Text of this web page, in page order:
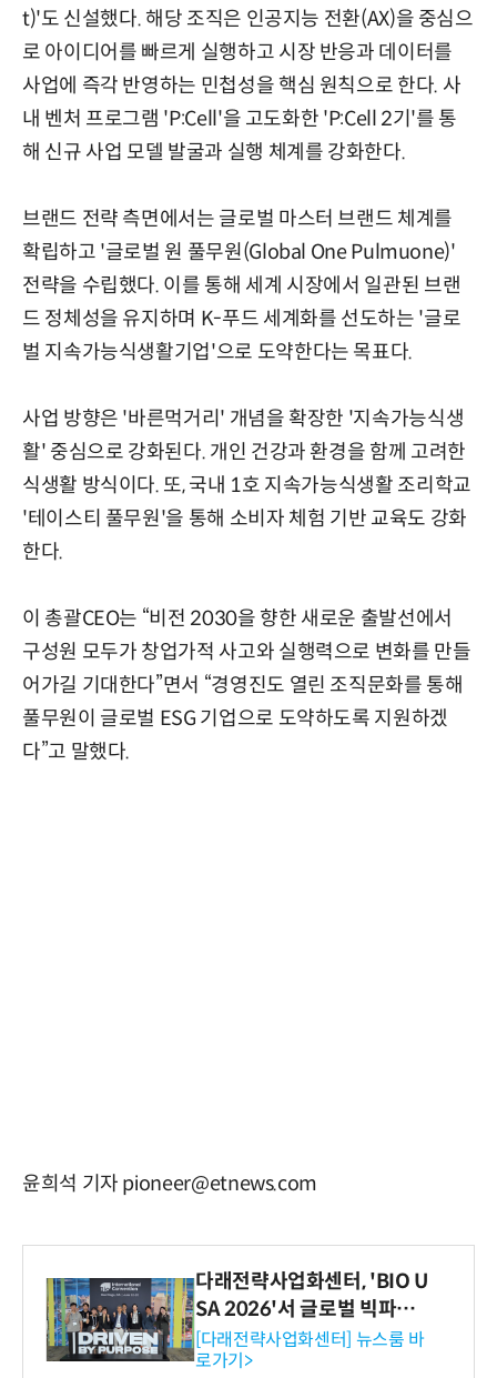
t)'도 신설했다. 해당 조직은 인공지능 전환(AX)을 중심으
로 아이디어를 빠르게 실행하고 시장 반응과 데이터를
사업에 즉각 반영하는 민첩성을 핵심 원칙으로 한다. 사
내 벤처 프로그램 'P:Cell'을 고도화한 'P:Cell 2기'를 통
해 신규 사업 모델 발굴과 실행 체계를 강화한다.
브랜드 전략 측면에서는 글로벌 마스터 브랜드 체계를
확립하고 '글로벌 원 풀무원(Global One Pulmuone)'
전략을 수립했다. 이를 통해 세계 시장에서 일관된 브랜
드 정체성을 유지하며 K-푸드 세계화를 선도하는 '글로
벌 지속가능식생활기업'으로 도약한다는 목표다.
사업 방향은 '바른먹거리' 개념을 확장한 '지속가능식생
활' 중심으로 강화된다. 개인 건강과 환경을 함께 고려한
식생활 방식이다. 또, 국내 1호 지속가능식생활 조리학교
'테이스티 풀무원'을 통해 소비자 체험 기반 교육도 강화
한다.
이 총괄CEO는 “비전 2030을 향한 새로운 출발선에서
구성원 모두가 창업가적 사고와 실행력으로 변화를 만들
어가길 기대한다”면서 “경영진도 열린 조직문화를 통해
풀무원이 글로벌 ESG 기업으로 도약하도록 지원하겠
다”고 말했다.
윤희석 기자 pioneer@etnews.com
다래전략사업화센터, 'BIO U
SA 2026'서 글로벌 빅파마
와의 비즈니스 미팅 지원…K
-바이오 해외 진출 교두보 확
[다래전략사업화센터] 뉴스룸 바
로가기>